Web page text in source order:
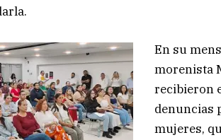
En su
morenista
recibieron
denuncias
mujeres,